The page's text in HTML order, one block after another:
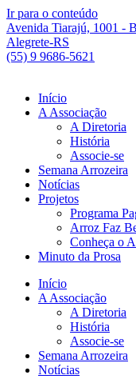
Ir para o conteúdo
Avenida Tiarajú, 1001 -
Alegrete-RS
(55) 9 9686-5621
Início
A Associação
A Diretoria
História
Associe-se
Semana Arrozeira
Notícias
Projetos
Programa
Arroz Faz
Conheça o
Minuto da Prosa
Início
A Associação
A Diretoria
História
Associe-se
Semana Arrozeira
Notícias